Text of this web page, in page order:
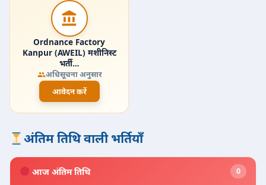
Ordnance Factory
Kanpur (AWEIL) मशीनिस्ट
भर्ती…
अधिसूचना अनुसार
आवेदन करें
अंतिम तिथि वाली भर्तियाँ
आज अंतिम तिथि 0